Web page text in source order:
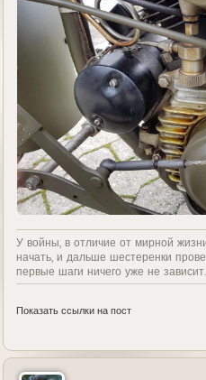
У войны, в отличие от мирной
начать, и дальше шестеренки
первые шаги ничего уже не
Показать ссылки на пост